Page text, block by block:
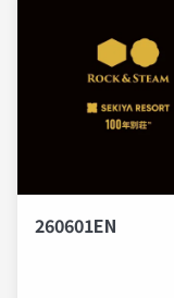
260601EN